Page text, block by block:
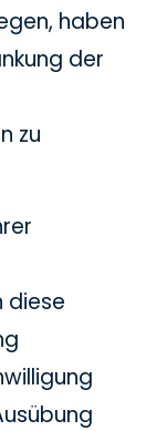
haben
der
zu
diese